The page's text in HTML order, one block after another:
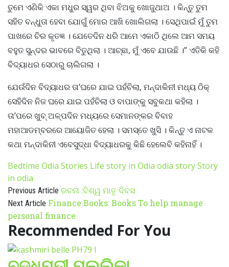
ତୁମେ ଏଣିକି ଏକା ମଧୁର ସ୍ୱର ଥିବା ଝିଅକୁ ଖୋଜୁଥାଅ । କିନ୍ତୁ ତୁମ
ସହିତ ବନ୍ଧୁତା ହେବା ଯୋଗୁଁ ମୋର ଆଖି ଖୋଲିଗଲା । ସେଥିପାଇଁ ମୁଁ ତୁମ
ପାଖରେ ଚିର କୃତଜ୍ଞ । ଯେତେଦିନ ଧରି ଆମେ ଏକାଠି ଥିଲେ ଆମ ସମୟ
ବହୁତ ସୁନ୍ଦର ଭାବରେ ବିତୁଥିଲା । ଆଚ୍ଛା, ମୁଁ ଏବେ ଯାଉଛି ।” ଏତିକି କହି
ବିଦ୍ୟାଧର ସେଠାରୁ ଚାଲିଗଲା ।
ଯେଉଁଦିନ ବିଦ୍ୟାଧର ତା’ଘରେ ଯାଇ ପହଁଚିଲା, ମନ୍ଦାକିନୀ ମଧ୍ୟ ଠିକ୍
ସେହିଦିନ ନିଜ ଘରେ ଯାଇ ପହଁଚିଲା ଓ ବାପାଙ୍କୁ ସବୁକଥା କହିଲା ।
ତା’ପରେ ଖୁବ୍ ଅଳ୍ପଦିନ ମଧ୍ୟରେ ସେମାନଙ୍କର ବିବାହ
ମହାଆଡମ୍ବରରେ ଆୟୋଜିତ ହେଲା । ସମସ୍ତେ ଖୁସି । କିନ୍ତୁ ଏ ନାଟକ
କଥା ମନ୍ଦାକିନୀ ଏବେସୁଦ୍ଧା ବିଦ୍ୟାଧରକୁ କିଛି ହେଲେବି କହିନାହିଁ ।
Bedtime Odia Stories Life story in Odia odia storyStory
in odia
Previous Article ରଚନା :ବିଶ୍ୱ ମାତୃ ଦିବସ
Next Article Finance Books: Books To help manage
personal finance
Recommended For You